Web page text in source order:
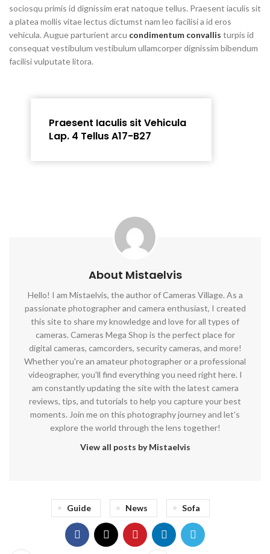
sociosqu primis id dignissim erat natoque tellus. Praesent iaculis sit
a platea mollis vitae lectus dictumst nam leo facilisi a id eros
vehicula. Augue parturient arcu condimentum convallis turpis id
consequat vestibulum vestibulum ullamcorper dignissim bibendum
facilisi vulputate litora.
Praesent Iaculis sit Vehicula
Lap. 4 Tellus A17-B27
About Mistaelvis
Hello! I am Mistaelvis, the author of Cameras Village. As a
passionate photographer and camera enthusiast, I created
this site to share my knowledge and love for all types of
cameras. Cameras Mega Shop is the perfect place for
digital cameras, camcorders, security cameras, and more!
Whether you're an amateur photographer or a professional
videographer, you'll find everything you need right here. I
am constantly updating the site with the latest camera
reviews, tips, and tutorials to help you capture your best
moments. Join me on this photography journey and let's
explore the world through the lens together!
View all posts by Mistaelvis
Guide News Sofa